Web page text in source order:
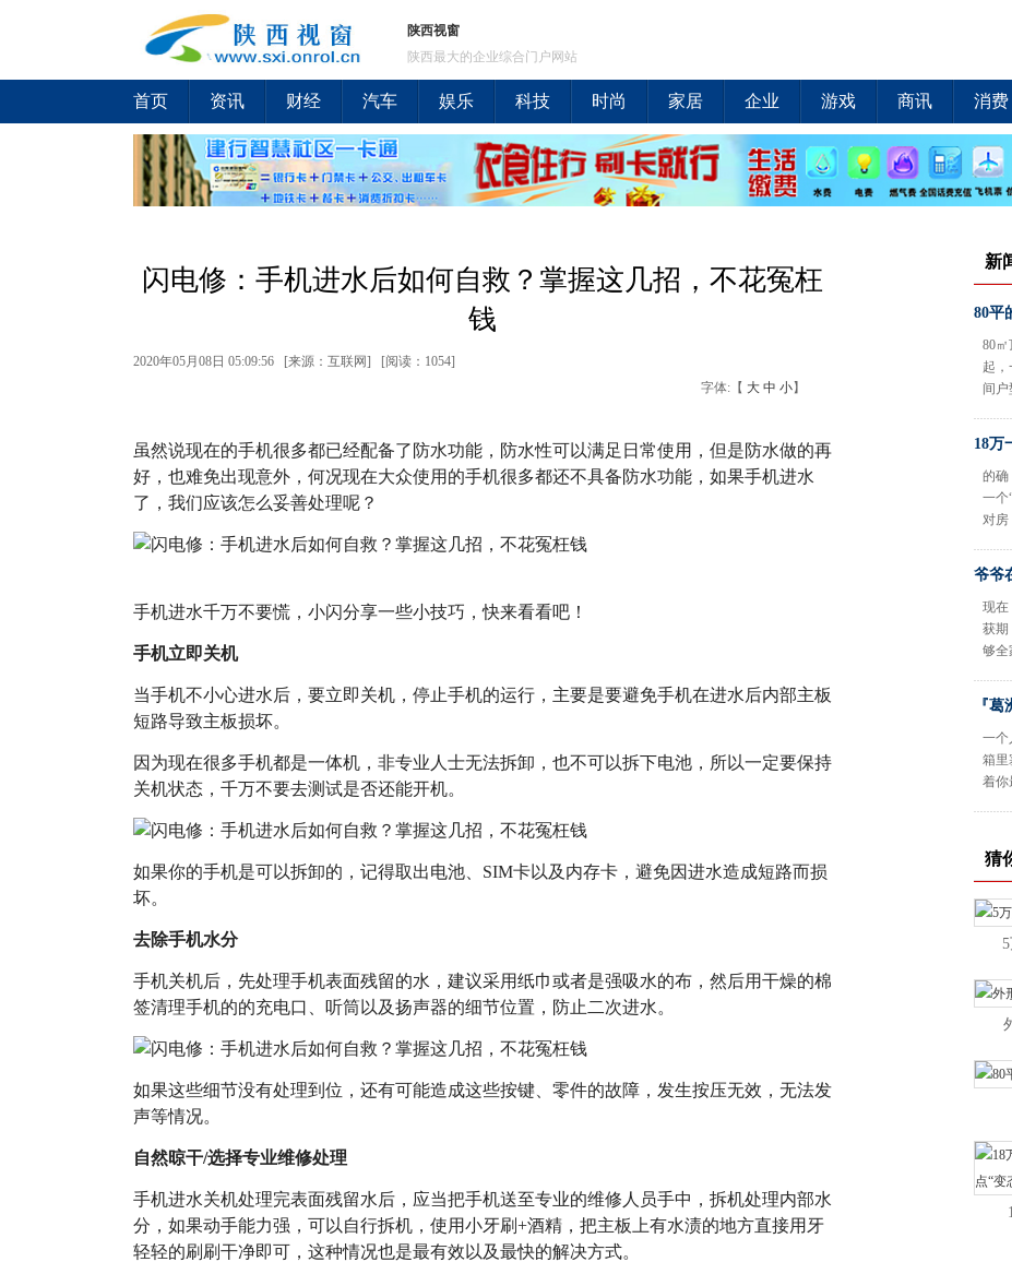
陕西视窗
陕西最大的企业综合门户网站
首页 资讯 财经 汽车 娱乐 科技 时尚 家居 企业 游戏 商讯 消费
闪电修：手机进水后如何自救？掌握这几招，不花冤枉
钱
2020年05月08日 05:09:56 [来源：互联网] [阅读：1054]
字体:【 大 中 小】
虽然说现在的手机很多都已经配备了防水功能，防水性可以满足日常使用，但是防水做的再
好，也难免出现意外，何况现在大众使用的手机很多都还不具备防水功能，如果手机进水
了，我们应该怎么妥善处理呢？
手机进水千万不要慌，小闪分享一些小技巧，快来看看吧！
手机立即关机
当手机不小心进水后，要立即关机，停止手机的运行，主要是要避免手机在进水后内部主板
短路导致主板损坏。
因为现在很多手机都是一体机，非专业人士无法拆卸，也不可以拆下电池，所以一定要保持
关机状态，千万不要去测试是否还能开机。
如果你的手机是可以拆卸的，记得取出电池、SIM卡以及内存卡，避免因进水造成短路而损
坏。
去除手机水分
手机关机后，先处理手机表面残留的水，建议采用纸巾或者是强吸水的布，然后用干燥的棉
签清理手机的的充电口、听筒以及扬声器的细节位置，防止二次进水。
如果这些细节没有处理到位，还有可能造成这些按键、零件的故障，发生按压无效，无法发
声等情况。
自然晾干/选择专业维修处理
手机进水关机处理完表面残留水后，应当把手机送至专业的维修人员手中，拆机处理内部水
分，如果动手能力强，可以自行拆机，使用小牙刷+酒精，把主板上有水渍的地方直接用牙
轻轻的刷刷干净即可，这种情况也是最有效以及最快的解决方式。
新
80平
80
起
间
18万
的确
一个
对房
爷爷
现在
获期
够全
『
一个
箱里
着你
猜